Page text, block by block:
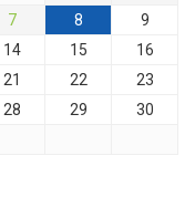
7 8
9
14 15
16
21 22
23
28 29
30